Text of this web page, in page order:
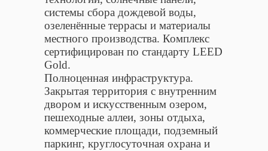
системы сбора дождевой воды,
озеленённые террасы и материалы
местного производства. Комплекс
сертифицирован по стандарту LEED
Gold.
Полноценная инфраструктура.
Закрытая территория с внутренним
двором и искусственным озером,
пешеходные аллеи, зоны отдыха,
коммерческие площади, подземный
паркинг, круглосуточная охрана и